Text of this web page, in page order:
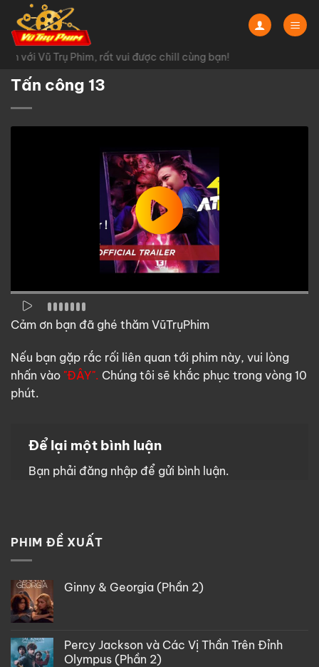
Chuyển
đến
nội
dungvới Vũ Trụ Phim, rất vui được chill cùng bạn!
Tấn công 13
Cảm ơn bạn đã ghé thăm VũTrụPhim
Nếu bạn gặp rắc rối liên quan tới phim này, vui lòng
nhấn vào "ĐÂY". Chúng tôi sẽ khắc phục trong vòng 10
phút.
Để lại một bình luận
Bạn phải đăng nhập để gửi bình luận.
PHIM ĐỀ XUẤT
Ginny & Georgia (Phần 2)
Percy Jackson và Các Vị Thần Trên Đỉnh
Olympus (Phần 2)